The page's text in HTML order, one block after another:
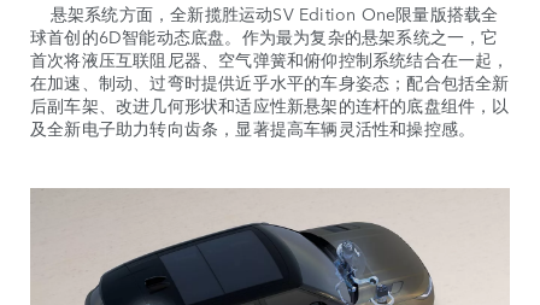
悬架系统方面，全新揽胜运动SV Edition One限量版搭载全
球首创的6D智能动态底盘。作为最为复杂的悬架系统之一，它
首次将液压互联阻尼器、空气弹簧和俯仰控制系统结合在一起，
在加速、制动、过弯时提供近乎水平的车身姿态；配合包括全新
后副车架、改进几何形状和适应性新悬架的连杆的底盘组件，以
及全新电子助力转向齿条，显著提高车辆灵活性和操控感。